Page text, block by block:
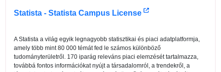
Statista - Statista Campus License
A Statista a világ egyik legnagyobb statisztikai és piaci adatplatformja,
amely több mint 80 000 témát fed le számos különböző
tudományterületről. 170 iparág releváns piaci elemzését tartalmazza,
továbbá fontos információkat nyújt a társadalomról, a trendekről, a